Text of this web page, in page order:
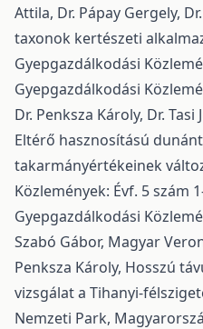
Attila, Dr. Pápay Gergely,
taxonok kertészeti
Gyepgazdálkodási
Gyepgazdálkodási
Dr. Penksza Károly, Dr.
Eltérő hasznosítású
takarmányértékeinek
Közlemények: Évf. 5 szám
Gyepgazdálkodási
Szabó Gábor, Magyar
Penksza Károly, Hosszú
vizsgálat a Tihanyi-
Nemzeti Park,